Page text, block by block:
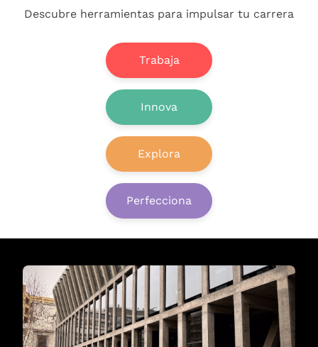
Descubre herramientas para impulsar tu carrera
Trabaja
Innova
Explora
Perfecciona